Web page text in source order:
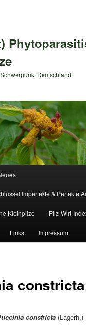
Deutschland
Imperfekte & Perfekte
Kleinpilze Pilz-Wirt-
Links Impressum
constricta
constricta (Lagerh.)